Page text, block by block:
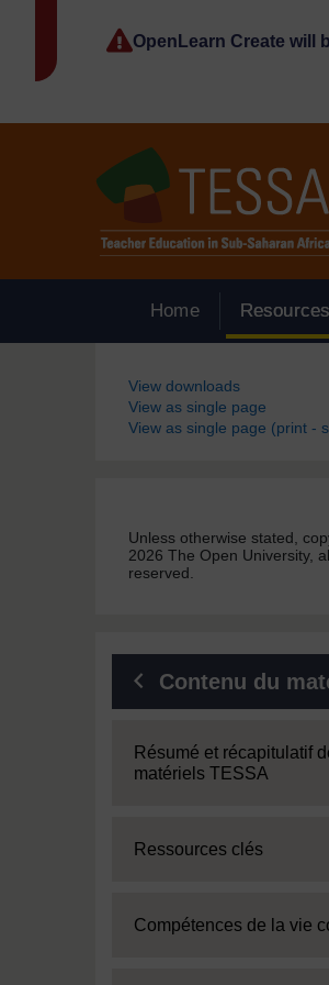
OpenLearn Create will
Home Resources
Blocs
View downloads
View as single page
View as single page (print -
Unless otherwise stated,
2026 The Open University,
reserved.
Contenu du
Expand
Résumé et récapitulatif
matériels TESSA
Expand
Ressources clés
Expand
Compétences de la vie